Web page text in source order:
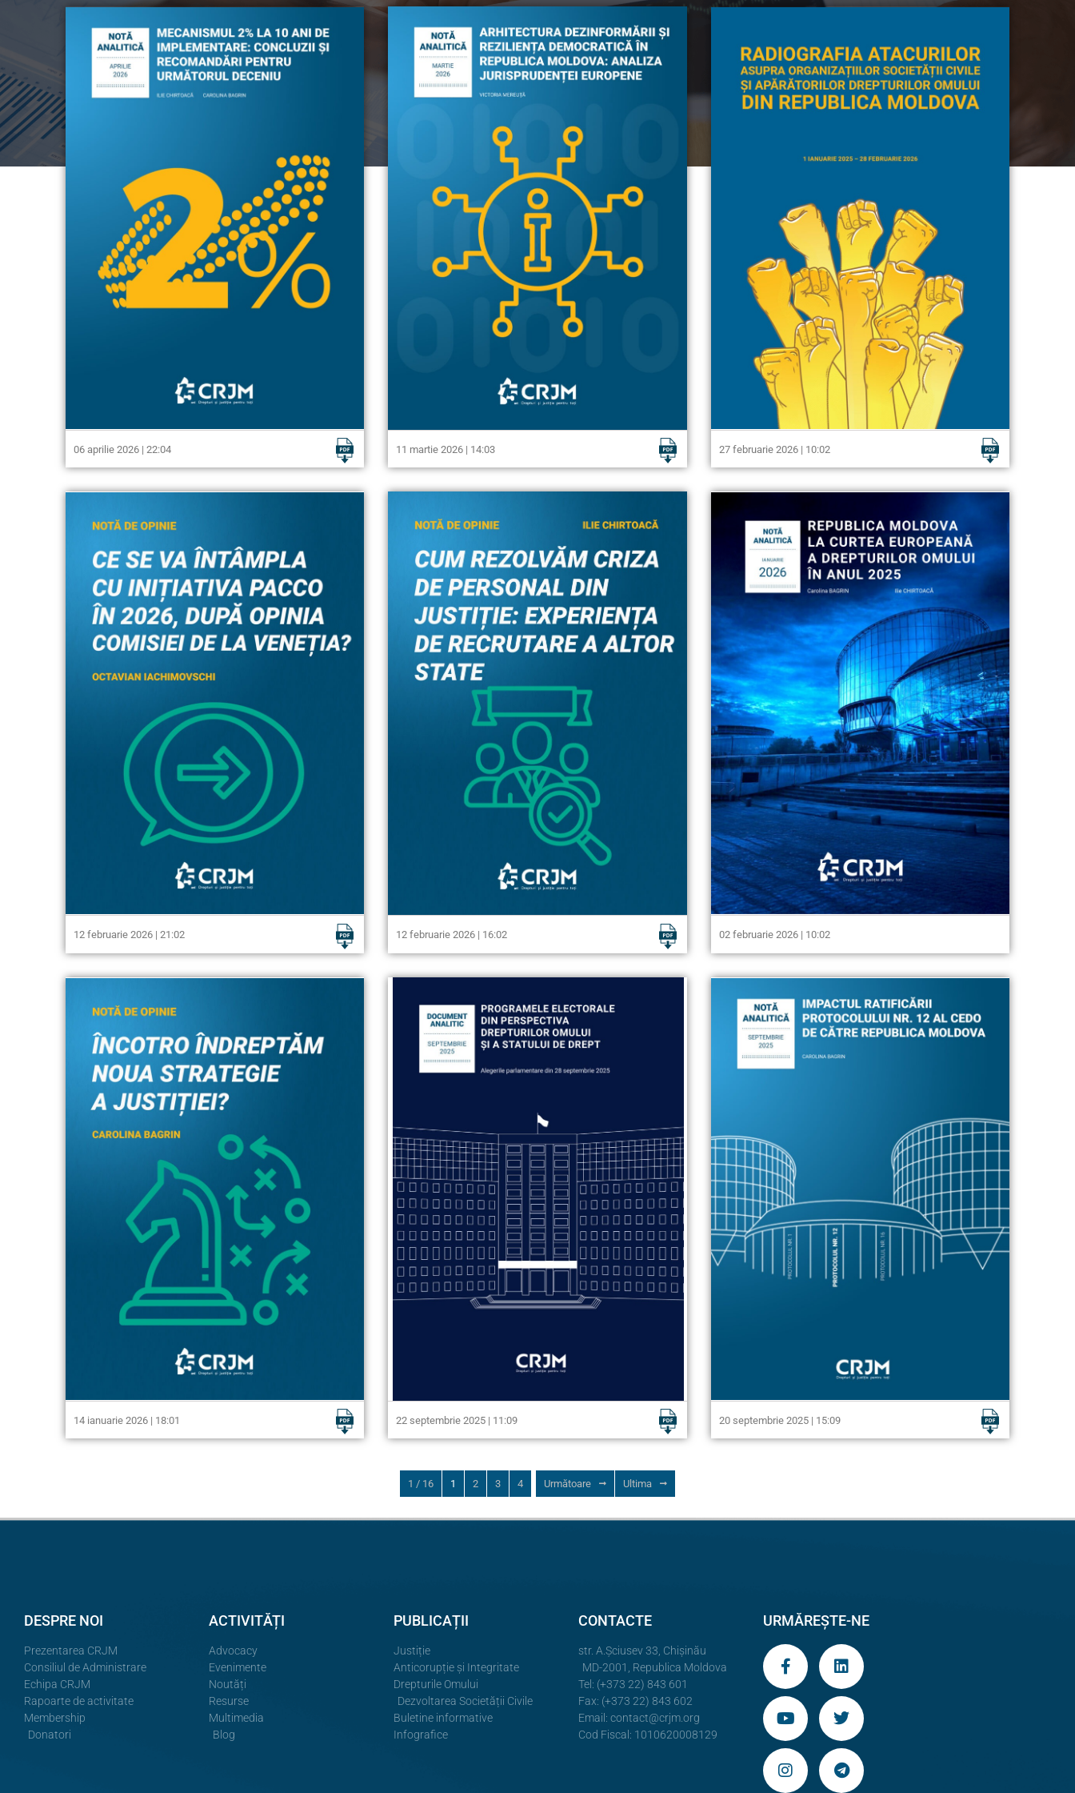
06 aprilie 2026 | 22:04 11 martie 2026 | 14:03 27 februarie 2026 | 10:02
12 februarie 2026 | 21:02 12 februarie 2026 | 16:02 02 februarie 2026 | 10:02
14 ianuarie 2026 | 18:01 22 septembrie 2025 | 11:09 20 septembrie 2025 | 15:09
1 / 16 1 2 3 4 Următoare Ultima
DESPRE NOI
Prezentarea CRJM
Consiliul de Administrare
Echipa CRJM
Rapoarte de activitate
Membership
Donatori
ACTIVITĂȚI
Advocacy
Evenimente
Noutăți
Resurse
Multimedia
Blog
PUBLICAȚII
Justiție
Anticorupție și Integritate
Drepturile Omului
Dezvoltarea Societății Civile
Buletine informative
Infografice
CONTACTE
str. A.Şciusev 33, Chișinău
MD-2001, Republica Moldova
Tel: (+373 22) 843 601
Fax: (+373 22) 843 602
Email: contact@crjm.org
Cod Fiscal: 1010620008129
URMĂREȘTE-NE